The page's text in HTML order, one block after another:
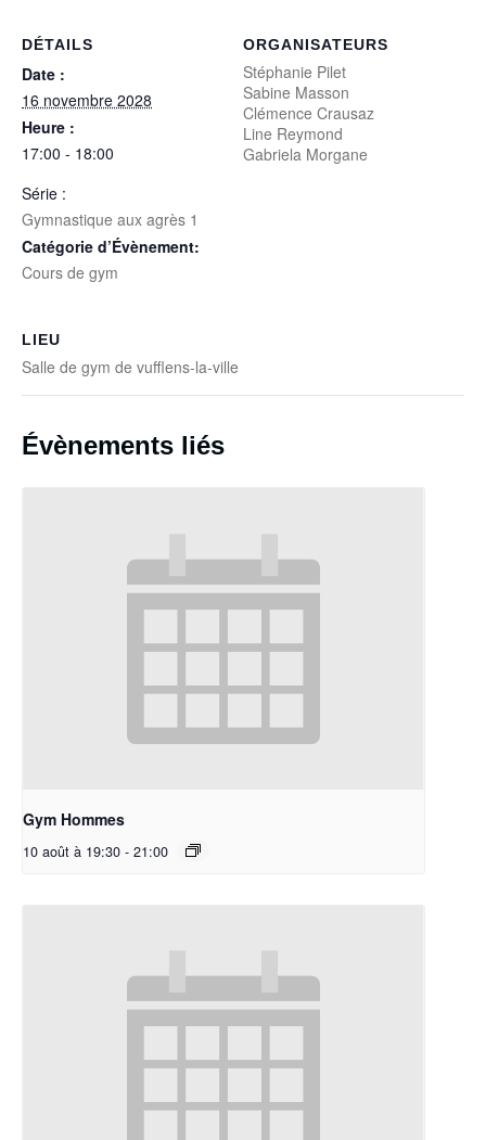
DÉTAILS
Date :
16 novembre 2028
Heure :
17:00 - 18:00
Série :
Gymnastique aux agrès 1
Catégorie d’Évènement:
Cours de gym
ORGANISATEURS
Stéphanie Pilet
Sabine Masson
Clémence Crausaz
Line Reymond
Gabriela Morgane
LIEU
Salle de gym de vufflens-la-ville
Évènements liés
Gym Hommes
10 août à 19:30 - 21:00